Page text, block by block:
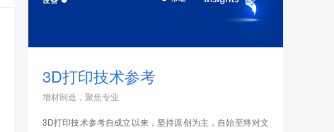
3D打印技术参考
增材制造，聚焦专业
3D打印技术参考自成立以来，坚持原创为主，自始至终对文